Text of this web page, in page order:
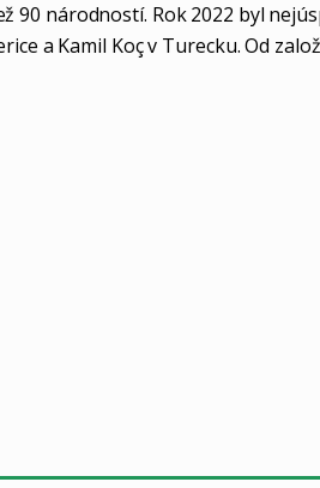
90 národností. Rok 2022 byl
a Kamil Koç v Turecku. Od